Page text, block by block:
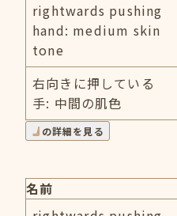
rightwards pushing
hand: medium skin
tone
右向きに押している
手: 中間の肌色
の詳細を見る
名前